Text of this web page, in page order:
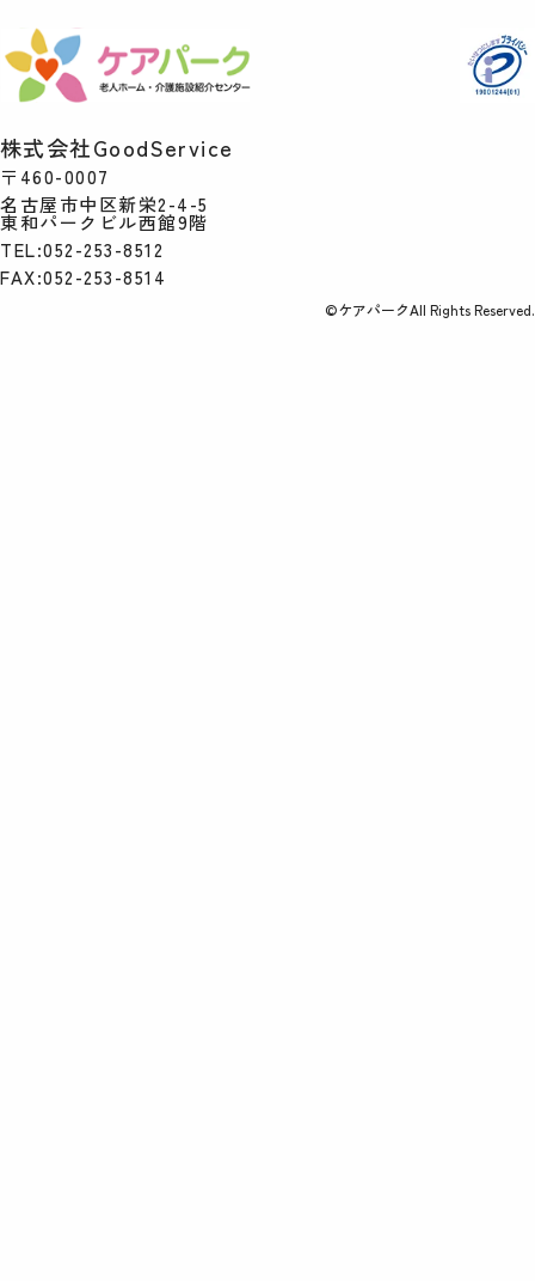
株式会社GoodService
〒460-0007
名古屋市中区新栄2-4-5
東和パークビル西館9階
TEL:052-253-8512
FAX:052-253-8514
©ケアパークAll Rights Reserved.